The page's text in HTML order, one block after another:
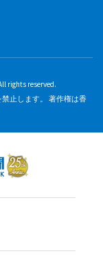
rights reserved.
止します。 著作権は香